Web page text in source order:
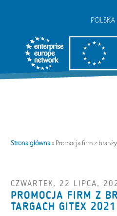
Strona główna » Promocja firm z
CZWARTEK, 22 LIPCA,
PROMOCJA FIRM Z
TARGACH GITEX 2021